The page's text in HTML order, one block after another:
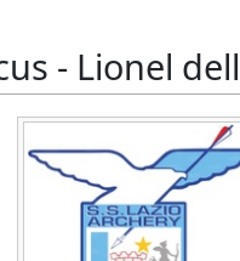
- Lionel